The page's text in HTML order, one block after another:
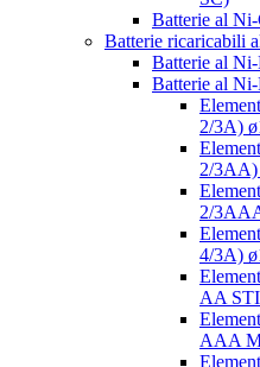
Batterie al
Batterie ricaricabili
Batterie al
Batterie al
2/3A)
2/3AA)
2/
4/3A)
AA
AAA